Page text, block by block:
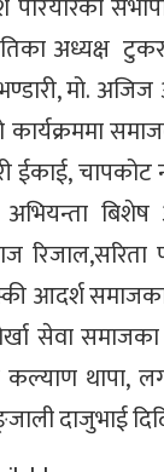
अध्यक्ष
मो.
कार्यक्रममा
ईकाई,
बिशेष
आदर्श
सेवा
थापा,
दाजुभाई